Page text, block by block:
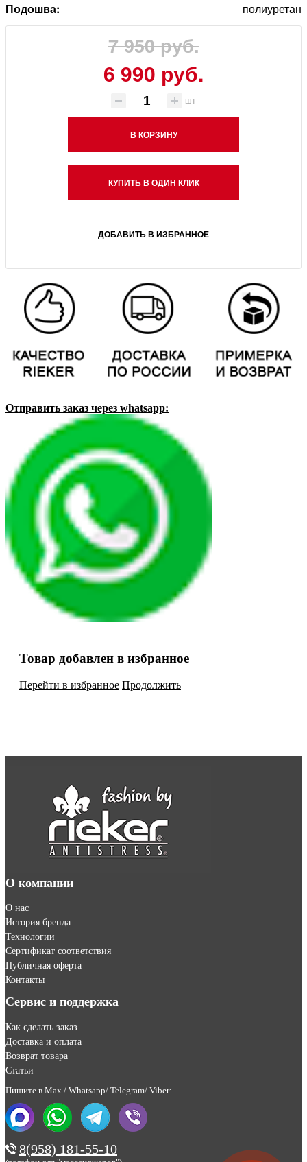
Подошва:
полиуретан
7 950 руб.
6 990 руб.
шт
В КОРЗИНУ
КУПИТЬ В ОДИН КЛИК
ДОБАВИТЬ В ИЗБРАННОЕ
Отправить заказ через whatsapp:
Товар добавлен в избранное
Перейти в избранное Продолжить
О компании
О нас
История бренда
Технологии
Сертификат соответствия
Публичная оферта
Контакты
Сервис и поддержка
Как сделать заказ
Доставка и оплата
Возврат товара
Статьи
Пишите в Max / Whatsapp/ Telegram/ Viber:
8(958) 181-55-10